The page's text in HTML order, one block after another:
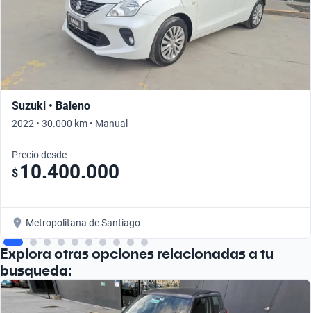
Suzuki • Baleno
2022 • 30.000 km • Manual
Precio desde
$ 10.400.000
Metropolitana de Santiago
Explora otras opciones relacionadas a tu
busqueda: